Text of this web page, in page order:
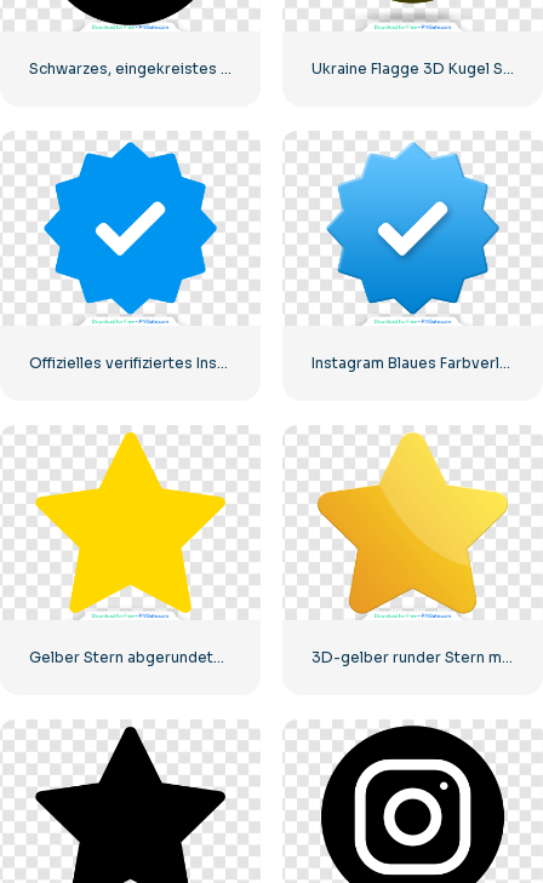
Gelber Stern abgerundetes Symbol 3D-gelber runder Stern mit Blendung